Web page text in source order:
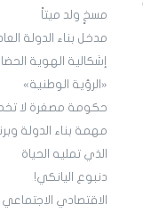
مسخٍ ولد ميتاً
مدخل بناء الدولة
إشكالية الهوية
«الرؤية الوطنية»
حكومة مصغرة لا
مهمة بناء الدولة
الذي تمليه الحياة
دنبوع اليانكي!
الاقتصادي